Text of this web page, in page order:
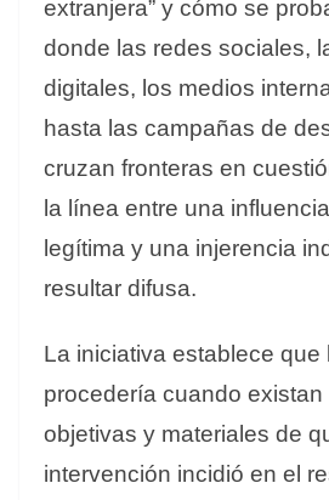
extranjera” y cómo se
donde las redes sociales,
digitales, los medios
hasta las campañas de
cruzan fronteras en
la línea entre una
legítima y una injerencia
resultar difusa.
La iniciativa establece que
procedería cuando existan
objetivas y materiales de
intervención incidió en el